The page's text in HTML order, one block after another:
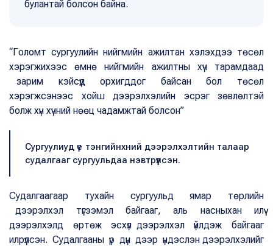
булантай болсон байна.
“Голомт сургуулийн нийгмийн ажилтан хэлэхдээ төсөл
хэрэгжихээс өмнө нийгмийн ажилтны хүч тарамдаад
зарим кэйсүүд орхигддог байсан бол төсөл
хэрэгжсэнээс хойш дээрэлхэлийн эсрэг зөвлөлтэй
болж хүн хүчний нөөц чадамжтай болсон”
Сургуулиуд үе тэнгийнхний дээрэлхэлтийн талаар
судалгааг сургуульдаа нэвтрүүлсэн.
Судалгаагаар тухайн сургуульд ямар төрлийн
дээрэлхэл түгээмэл байгааг, аль насныхан илүү
дээрэлхэлд өртөж эсхүл дээрэлхэл үйлдэж байгааг
илрүүлсэн. Судалгааны үр дүн дээр үндэслэн дээрэлхэлийг